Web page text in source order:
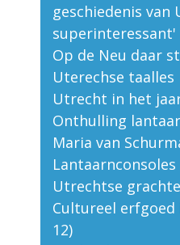
geschiedenis van
superinteressant'
Op de Neu daar
Uterechse taalles
Utrecht in het
Onthulling
Maria van
Lantaarnconsoles
Utrechtse
Cultureel erfgoed
12)